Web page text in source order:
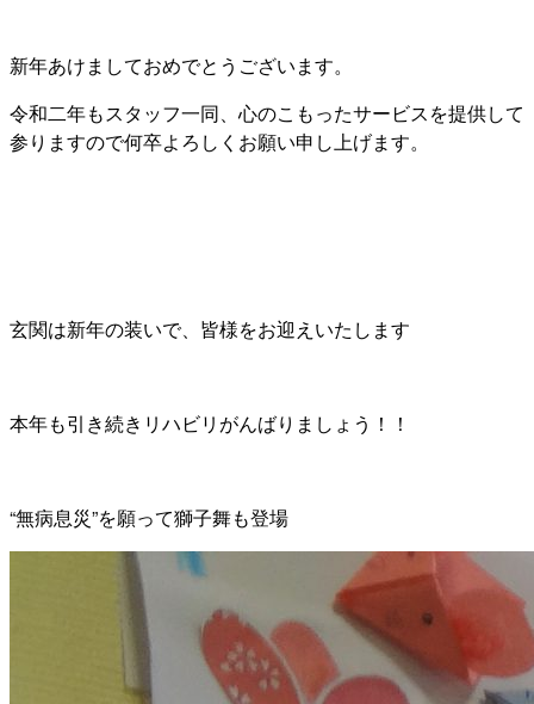
新年あけましておめでとうございます。
令和二年もスタッフ一同、心のこもったサービスを提供して
参りますので何卒よろしくお願い申し上げます。
玄関は新年の装いで、皆様をお迎えいたします
本年も引き続きリハビリがんばりましょう！！
“無病息災”を願って獅子舞も登場